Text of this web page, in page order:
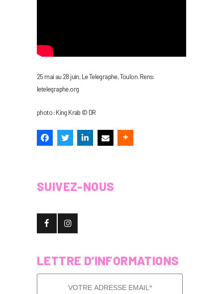
25 mai au 28 juin, Le Telegraphe, Toulon. Rens:
letelegraphe.org
photo : King Krab © DR
SUIVEZ-NOUS
LETTRE D’INFORMATIONS